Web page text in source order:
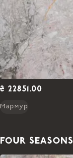
₴ 22851.00
Мармур
FOUR SEASONS